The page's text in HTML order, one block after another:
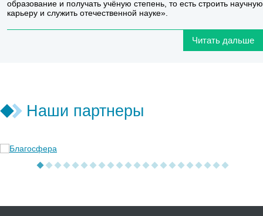
образование и получать учёную степень, то есть строить научную
карьеру и служить отечественной науке».
Читать дальше
Наши партнеры